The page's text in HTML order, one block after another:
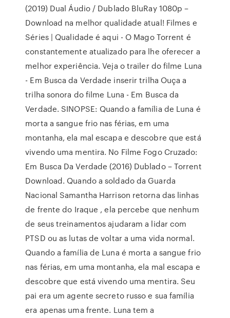
(2019) Dual Áudio / Dublado BluRay 1080p –
Download na melhor qualidade atual! Filmes e
Séries | Qualidade é aqui - O Mago Torrent é
constantemente atualizado para lhe oferecer a
melhor experiência. Veja o trailer do filme Luna
- Em Busca da Verdade inserir trilha Ouça a
trilha sonora do filme Luna - Em Busca da
Verdade. SINOPSE: Quando a família de Luna é
morta a sangue frio nas férias, em uma
montanha, ela mal escapa e descobre que está
vivendo uma mentira. No Filme Fogo Cruzado:
Em Busca Da Verdade (2016) Dublado – Torrent
Download. Quando a soldado da Guarda
Nacional Samantha Harrison retorna das linhas
de frente do Iraque , ela percebe que nenhum
de seus treinamentos ajudaram a lidar com
PTSD ou as lutas de voltar a uma vida normal.
Quando a família de Luna é morta a sangue frio
nas férias, em uma montanha, ela mal escapa e
descobre que está vivendo uma mentira. Seu
pai era um agente secreto russo e sua família
era apenas uma frente. Luna tem a